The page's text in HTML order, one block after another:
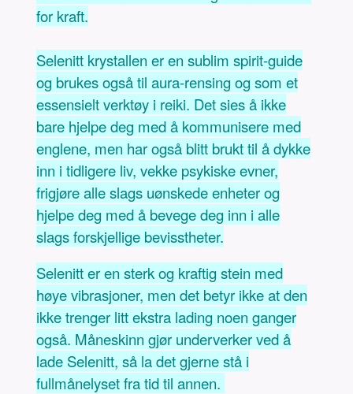
for kraft.
Selenitt krystallen er en sublim spirit-guide
og brukes også til aura-rensing og som et
essensielt verktøy i reiki. Det sies å ikke
bare hjelpe deg med å kommunisere med
englene, men har også blitt brukt til å dykke
inn i tidligere liv, vekke psykiske evner,
frigjøre alle slags uønskede enheter og
hjelpe deg med å bevege deg inn i alle
slags forskjellige bevisstheter.
Selenitt er en sterk og kraftig stein med
høye vibrasjoner, men det betyr ikke at den
ikke trenger litt ekstra lading noen ganger
også. Måneskinn gjør underverker ved å
lade Selenitt, så la det gjerne stå i
fullmånelyset fra tid til annen.